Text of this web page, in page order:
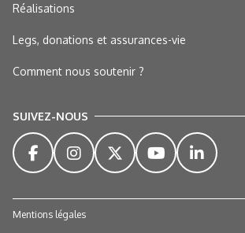
Réalisations
Legs, donations et assurances-vie
Comment nous soutenir ?
SUIVEZ-NOUS
Mentions légales